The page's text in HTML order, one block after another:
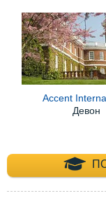
Accent
Девон